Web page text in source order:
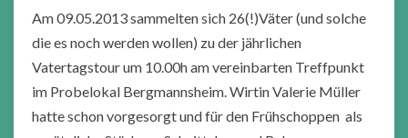
Am 09.05.2013 sammelten sich 26(!)Väter (und solche
die es noch werden wollen) zu der jährlichen
Vatertagstour um 10.00h am vereinbarten Treffpunkt
im Probelokal Bergmannsheim. Wirtin Valerie Müller
hatte schon vorgesorgt und für den Frühschoppen als